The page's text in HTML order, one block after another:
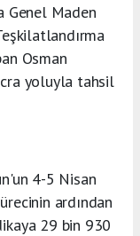
Genel Maden
Osman
yoluyla tahsil
4-5 Nisan
ardından
29 bin 930